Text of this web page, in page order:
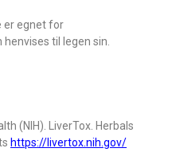
er egnet for
til legen sin.
(NIH). LiverTox. Herbals
https://livertox.nih.gov/